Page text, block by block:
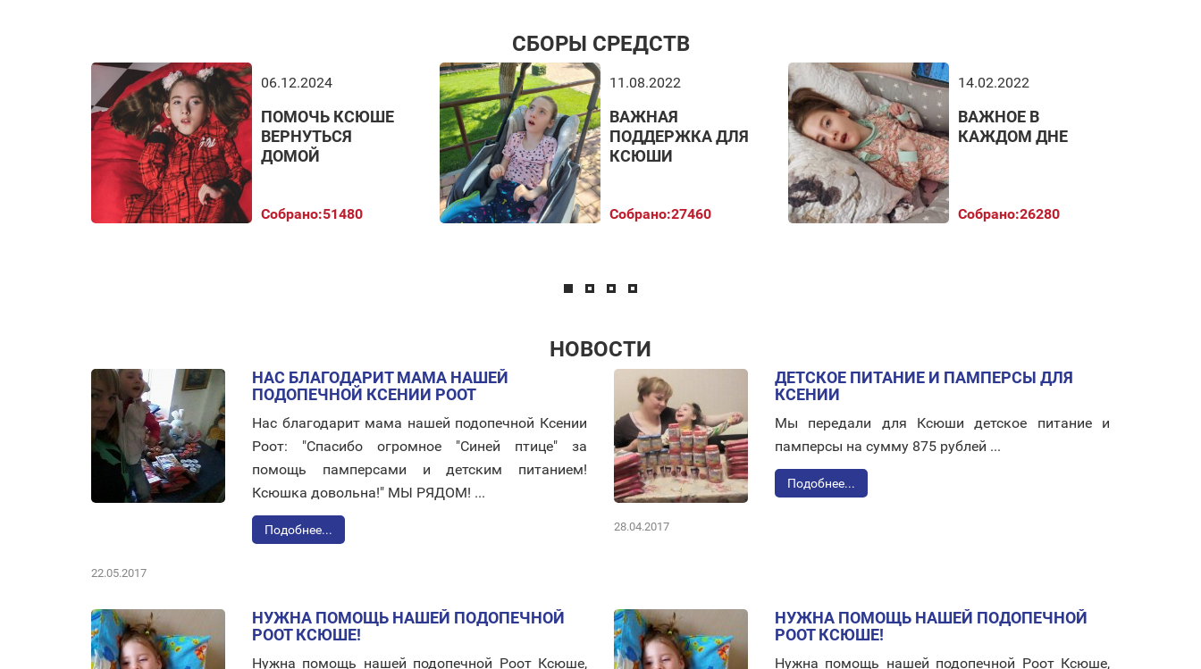
СБОРЫ СРЕДСТВ
06.12.2024
ПОМОЧЬ КСЮШЕ
ВЕРНУТЬСЯ
ДОМОЙ
Собрано:51480
11.08.2022
ВАЖНАЯ
ПОДДЕРЖКА ДЛЯ
КСЮШИ
Собрано:27460
14.02.2022
ВАЖНОЕ В
КАЖДОМ ДНЕ
Собрано:26280
НОВОСТИ
НАС БЛАГОДАРИТ МАМА НАШЕЙ
ПОДОПЕЧНОЙ КСЕНИИ РООТ
Нас благодарит мама нашей подопечной Ксении
Роот: "Спасибо огромное "Синей птице" за
помощь памперсами и детским питанием!
Ксюшка довольна!" МЫ РЯДОМ! ...
Подобнее...
22.05.2017
ДЕТСКОЕ ПИТАНИЕ И ПАМПЕРСЫ ДЛЯ
КСЕНИИ
Мы передали для Ксюши детское питание и
памперсы на сумму 875 рублей ...
Подобнее...
28.04.2017
НУЖНА ПОМОЩЬ НАШЕЙ ПОДОПЕЧНОЙ
РООТ КСЮШЕ!
Нужна помощь нашей подопечной Роот Ксюше,
НУЖНА ПОМОЩЬ НАШЕЙ ПОДОПЕЧНОЙ
РООТ КСЮШЕ!
Нужна помощь нашей подопечной Роот Ксюше,